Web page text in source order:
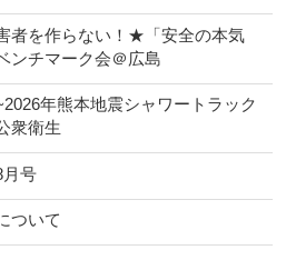
者を作らない！★「安全の本気
ンチマーク会＠広島
年熊本地震シャワートラック
衆衛生
月号
ついて